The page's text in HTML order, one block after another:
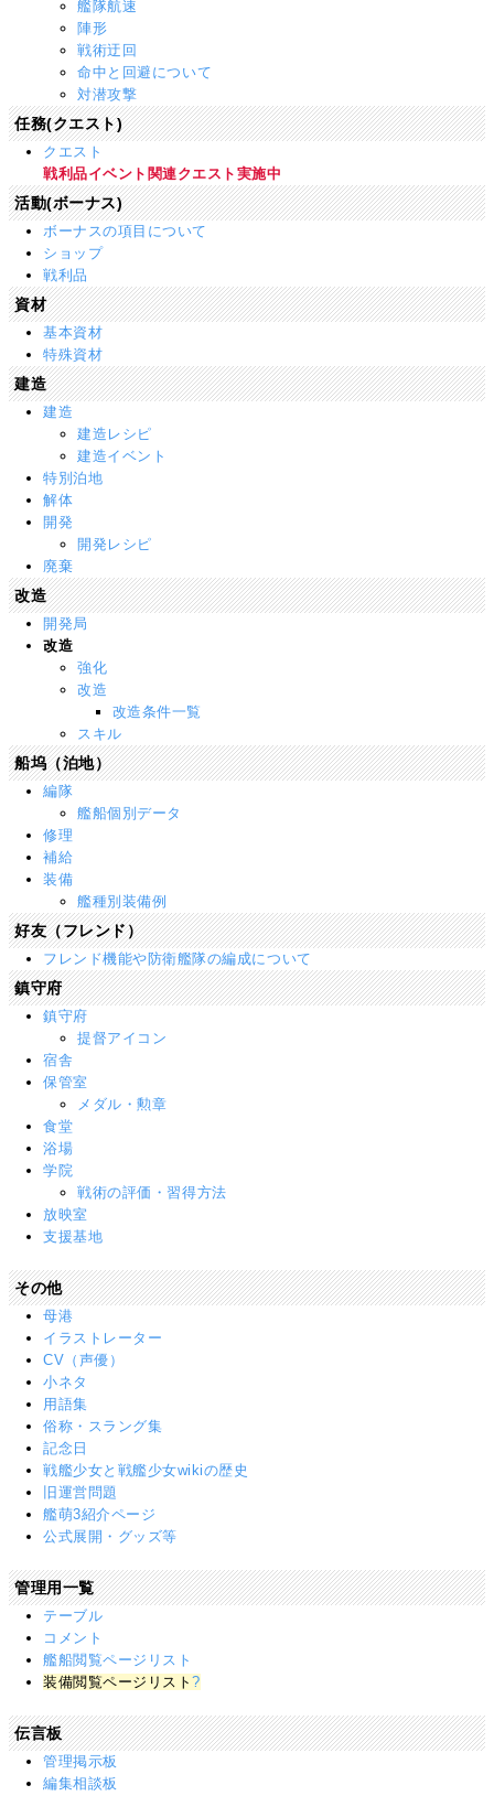
艦隊航速
陣形
戦術迂回
命中と回避について
対潜攻撃
任務(クエスト)
クエスト
戦利品イベント関連クエスト実施中
活動(ボーナス)
ボーナスの項目について
ショップ
戦利品
資材
基本資材
特殊資材
建造
建造
建造レシピ
建造イベント
特別泊地
解体
開発
開発レシピ
廃棄
改造
開発局
改造
強化
改造
改造条件一覧
スキル
船坞（泊地）
編隊
艦船個別データ
修理
補給
装備
艦種別装備例
好友（フレンド）
フレンド機能や防衛艦隊の編成について
鎮守府
鎮守府
提督アイコン
宿舎
保管室
メダル・勲章
食堂
浴場
学院
戦術の評価・習得方法
放映室
支援基地
その他
母港
イラストレーター
CV（声優）
小ネタ
用語集
俗称・スラング集
記念日
戦艦少女と戦艦少女wikiの歴史
旧運営問題
艦萌3紹介ページ
公式展開・グッズ等
管理用一覧
テーブル
コメント
艦船閲覧ページリスト
装備閲覧ページリスト?
伝言板
管理掲示板
編集相談板